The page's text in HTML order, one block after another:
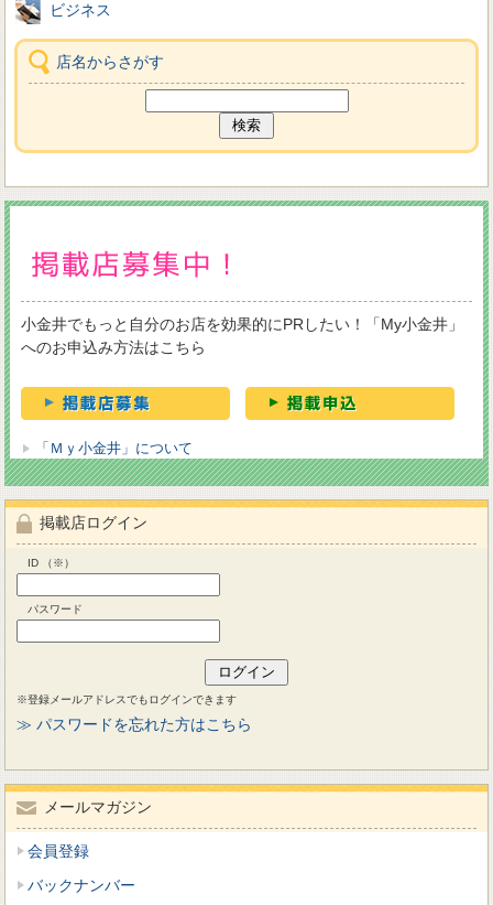
ビジネス
店名からさがす
小金井でもっと自分のお店を効果的にPRしたい！「My小金井」
へのお申込み方法はこちら
「Ｍｙ小金井」について
掲載店ログイン
ID （※）
パスワード
※登録メールアドレスでもログインできます
≫ パスワードを忘れた方はこちら
メールマガジン
会員登録
バックナンバー